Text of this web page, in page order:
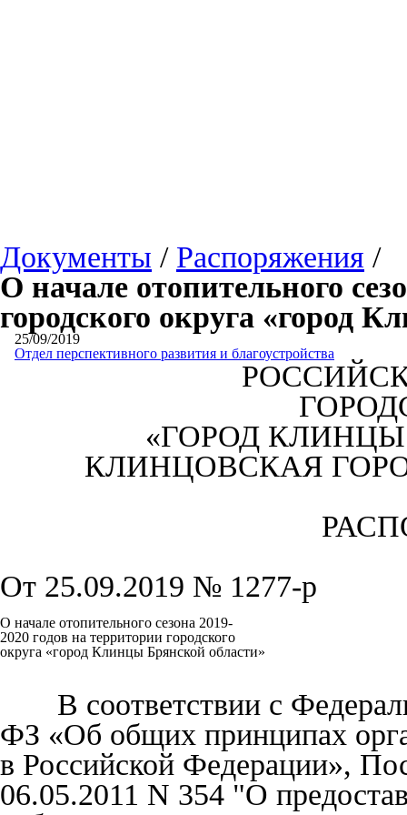
Документы / Распоряжения /
О начале отопительного
городского округа «город
25/09/2019
Отдел перспективного развития и благоустройства
«ГОРОД
КЛИНЦОВСКАЯ
От 25.09.2019 № 1277-р
О начале отопительного сезона 2019-
2020 годов на территории городского
округа «город Клинцы Брянской области»
В соответствии с
ФЗ «Об общих принципах
в Российской Федерации»,
06.05.2011 N 354 "О